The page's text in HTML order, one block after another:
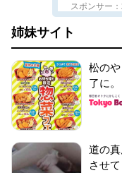
スポンサー
姉妹サイト
松の
了に
道の
させ